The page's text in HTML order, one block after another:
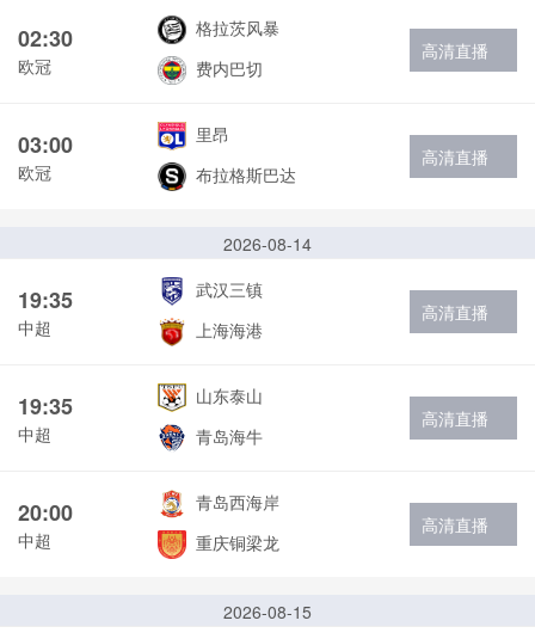
02:30
欧冠
格拉茨风暴
费内巴切
高清直播
03:00
欧冠
里昂
布拉格斯巴达
高清直播
2026-08-14
19:35
中超
武汉三镇
上海海港
高清直播
19:35
中超
山东泰山
青岛海牛
高清直播
20:00
中超
青岛西海岸
重庆铜梁龙
高清直播
2026-08-15